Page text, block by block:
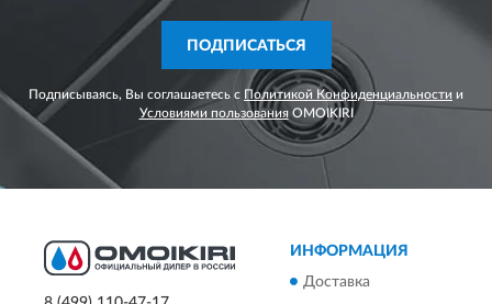
ПОДПИСАТЬСЯ
Подписываясь, Вы соглашаетесь с Политикой Конфиденциальности и
Условиями пользованияOMOIKIRI
ИНФОРМАЦИЯ
Доставка